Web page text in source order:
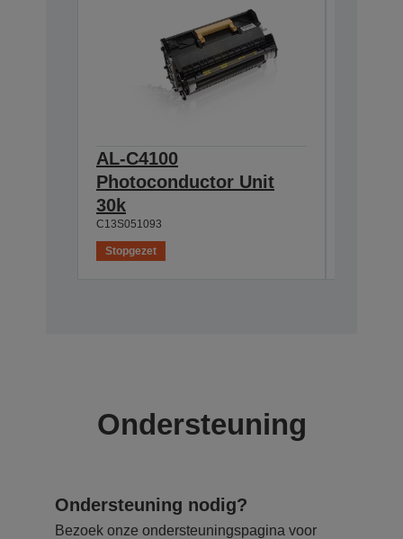
AL-C4100
Photoconductor Unit
30k
C13S051093
Stopgezet
Ondersteuning
Ondersteuning nodig?
Bezoek onze ondersteuningspagina voor